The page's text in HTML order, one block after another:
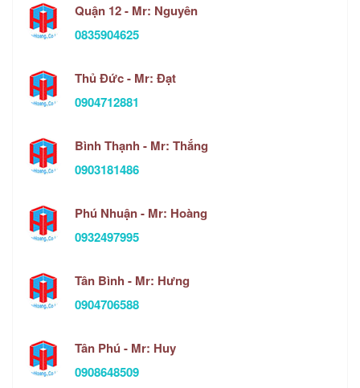
Quận 12 - Mr: Nguyên
0835904625
Thủ Đức - Mr: Đạt
0904712881
Bình Thạnh - Mr: Thắng
0903181486
Phú Nhuận - Mr: Hoàng
0932497995
Tân Bình - Mr: Hưng
0904706588
Tân Phú - Mr: Huy
0908648509